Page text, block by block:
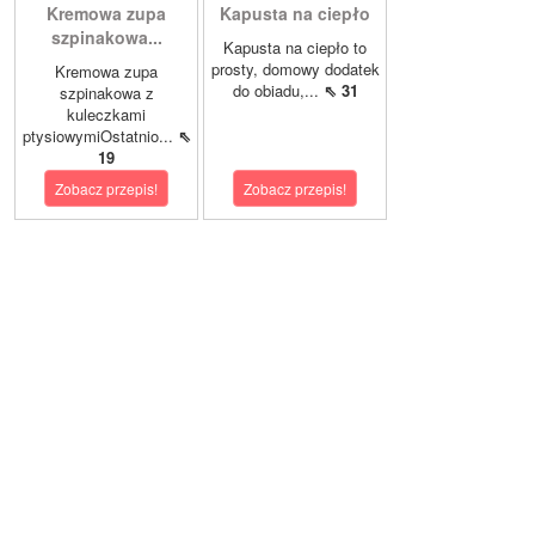
Kremowa zupa
szpinakowa...
Kremowa zupa
szpinakowa z
kuleczkami
ptysiowymiOstatnio... ⇖
19
Zobacz przepis!
Kapusta na ciepło
Kapusta na ciepło to
prosty, domowy dodatek
do obiadu,... ⇖ 31
Zobacz przepis!